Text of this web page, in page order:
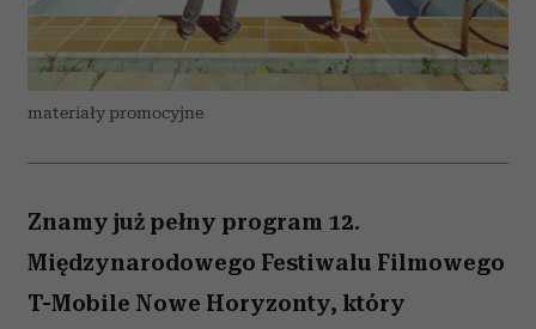
materiały promocyjne
Znamy już pełny program 12.
Międzynarodowego Festiwalu Filmowego
T-Mobile Nowe Horyzonty, który